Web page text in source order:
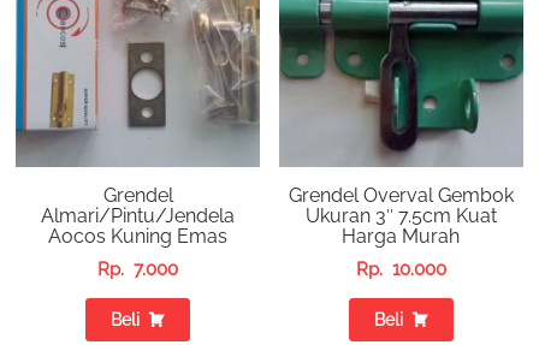
Grendel
Almari/Pintu/Jendela
Aocos Kuning Emas
Rp. 7.000
Beli
Grendel Overval Gembok
Ukuran 3″ 7.5cm Kuat
Harga Murah
Rp. 10.000
Beli